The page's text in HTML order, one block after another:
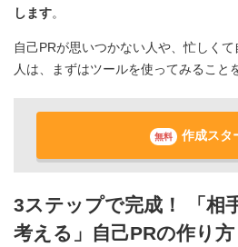
します。
自己PRが思いつかない人や、忙しく
人は、まずはツールを使ってみること
無料 作成スタ
3ステップで完成！ 「相
考える」自己PRの作り方